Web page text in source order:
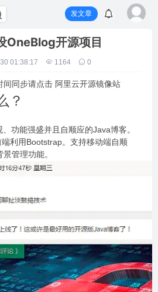
发文章
OneBlog开源项目
01:38:17 1164 0
同步请点击 阿里云开源镜像站
？
功能强盛并且自顺应的Java博客。
利用Bootstrap。支持移动端自顺
管理功能。